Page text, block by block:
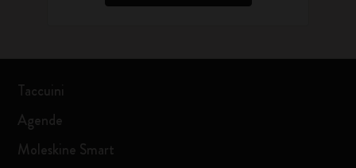
Taccuini
Agende
Moleskine Smart